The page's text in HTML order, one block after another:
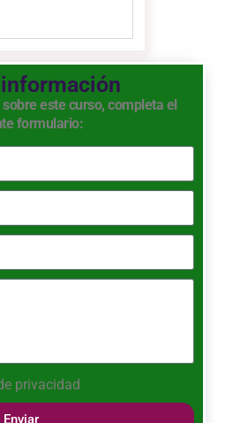
este curso, completa el
formulario:
privacidad
Enviar